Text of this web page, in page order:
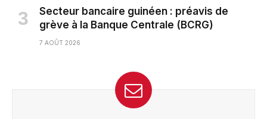
Secteur bancaire guinéen : préavis de
grève à la Banque Centrale (BCRG)
7 AOÛT 2026